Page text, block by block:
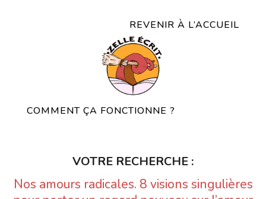
REVENIR À L’ACCUEIL
COMMENT ÇA FONCTIONNE ?
VOTRE RECHERCHE :
Nos amours radicales. 8 visions singulières